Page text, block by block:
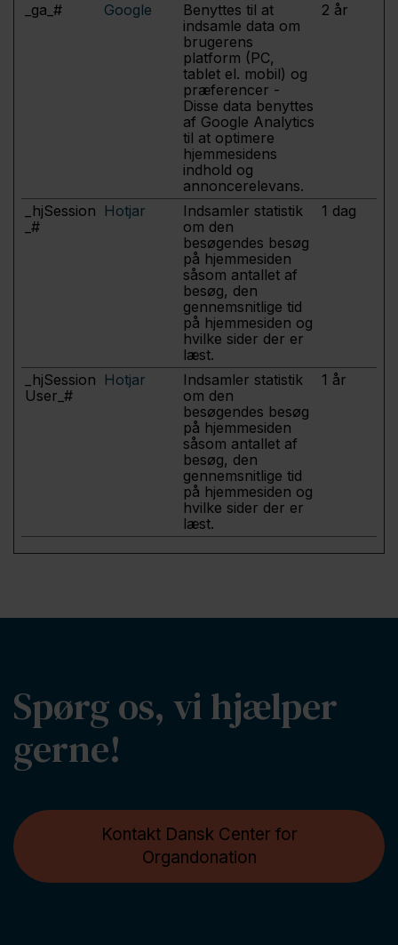
_ga_# Google
Benyttes til at
indsamle data om
brugerens
platform (PC,
tablet el. mobil) og
præferencer -
Disse data benyttes
af Google Analytics
til at optimere
hjemmesidens
indhold og
annoncerelevans.
2 år
_hjSession
_#
Hotjar
Indsamler statistik
om den
besøgendes besøg
på hjemmesiden
såsom antallet af
besøg, den
gennemsnitlige tid
på hjemmesiden og
hvilke sider der er
læst.
1 dag
_hjSession
User_#
Hotjar
Indsamler statistik
om den
besøgendes besøg
på hjemmesiden
såsom antallet af
besøg, den
gennemsnitlige tid
på hjemmesiden og
hvilke sider der er
læst.
1 år
Spørg os, vi hjælper
gerne!
Kontakt Dansk Center for
Organdonation